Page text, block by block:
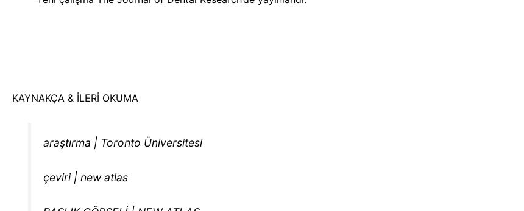
KAYNAKÇA & İLERİ OKUMA
araştırma | Toronto Üniversitesi
çeviri | new atlas